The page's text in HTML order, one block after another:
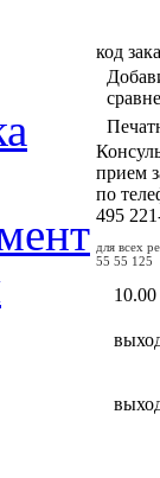
код
прием
по
495
для всех
55 55 125